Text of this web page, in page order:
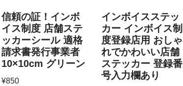
信頼の証！インボ
イス制度 店舗ステ
ッカーシール 適格
請求書発行事業者
10×10cm グリーン
¥850
インボイスステッ
カー インボイス制
度登録店用 おしゃ
れでかわいい店舗
ステッカー 登録番
号入力欄あり